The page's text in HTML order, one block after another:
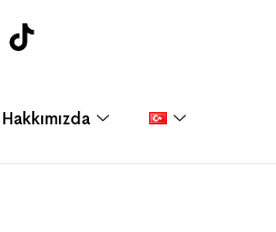
Hakkımızda